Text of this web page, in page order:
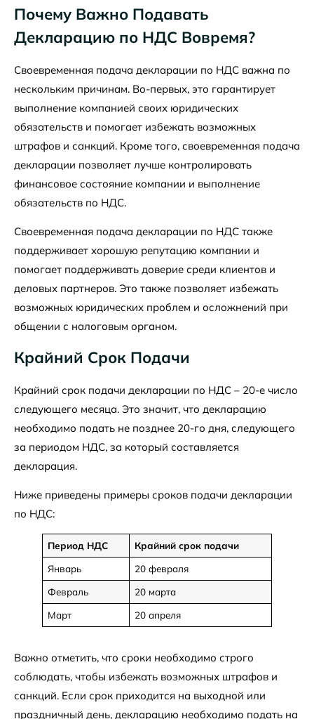
Почему Важно Подавать
Декларацию по НДС Вовремя?
Своевременная подача декларации по НДС важна по
нескольким причинам. Во-первых, это гарантирует
выполнение компанией своих юридических
обязательств и помогает избежать возможных
штрафов и санкций. Кроме того, своевременная подача
декларации позволяет лучше контролировать
финансовое состояние компании и выполнение
обязательств по НДС.
Своевременная подача декларации по НДС также
поддерживает хорошую репутацию компании и
помогает поддерживать доверие среди клиентов и
деловых партнеров. Это также позволяет избежать
возможных юридических проблем и осложнений при
общении с налоговым органом.
Крайний Срок Подачи
Крайний срок подачи декларации по НДС – 20-е число
следующего месяца. Это значит, что декларацию
необходимо подать не позднее 20-го дня, следующего
за периодом НДС, за который составляется
декларация.
Ниже приведены примеры сроков подачи декларации
по НДС:
Период НДС
Крайний срок подачи
Январь
20 февраля
Февраль
20 марта
Март
20 апреля
Важно отметить, что сроки необходимо строго
соблюдать, чтобы избежать возможных штрафов и
санкций. Если срок приходится на выходной или
праздничный день, декларацию необходимо подать на